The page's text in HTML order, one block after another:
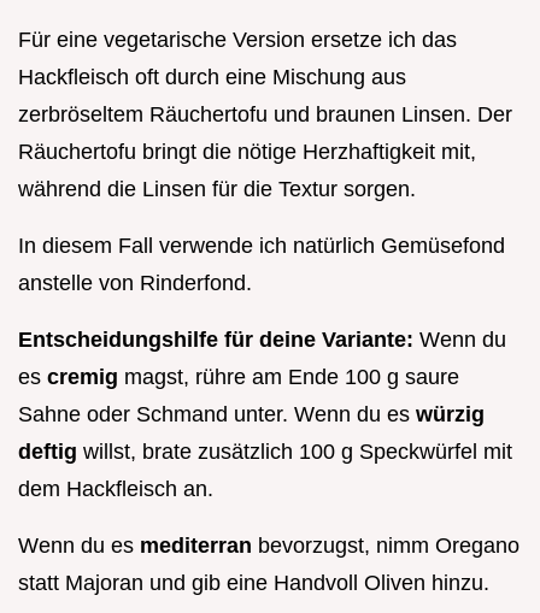
Für eine vegetarische Version ersetze ich das
Hackfleisch oft durch eine Mischung aus
zerbröseltem Räuchertofu und braunen Linsen. Der
Räuchertofu bringt die nötige Herzhaftigkeit mit,
während die Linsen für die Textur sorgen.
In diesem Fall verwende ich natürlich Gemüsefond
anstelle von Rinderfond.
Entscheidungshilfe für deine Variante: Wenn du
es cremig magst, rühre am Ende 100 g saure
Sahne oder Schmand unter. Wenn du es würzig
deftig willst, brate zusätzlich 100 g Speckwürfel mit
dem Hackfleisch an.
Wenn du es mediterran bevorzugst, nimm Oregano
statt Majoran und gib eine Handvoll Oliven hinzu.